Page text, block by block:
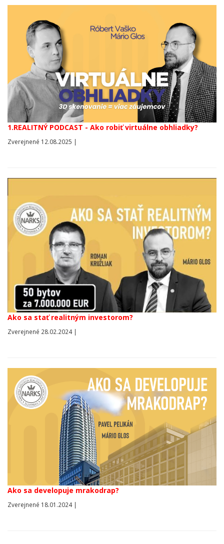
1.REALITNÝ PODCAST - Ako robiť virtuálne obhliadky?
Zverejnené 12.08.2025 |
Ako sa stať realitným investorom?
Zverejnené 28.02.2024 |
Ako sa developuje mrakodrap?
Zverejnené 18.01.2024 |